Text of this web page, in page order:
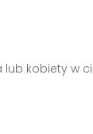
kobiety w